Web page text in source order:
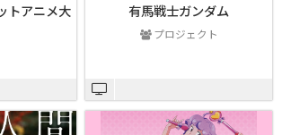
トアニメ大
有馬戦士ガンダム
プロジェクト